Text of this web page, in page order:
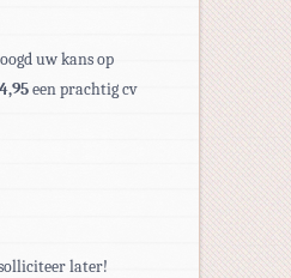
uw kans op
een prachtig cv
later!